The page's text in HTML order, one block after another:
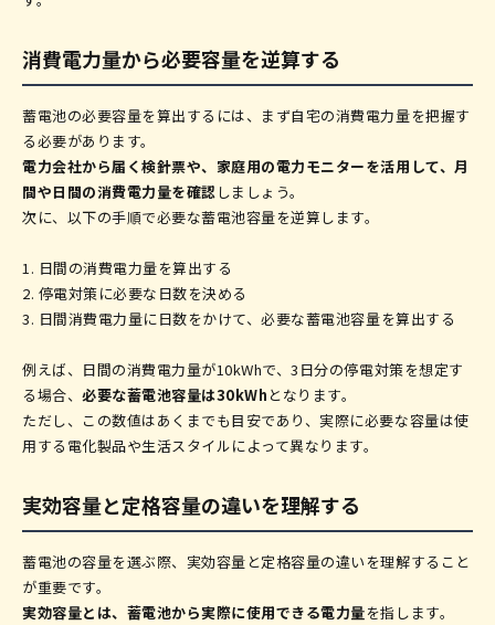
消費電力量から必要容量を逆算する
蓄電池の必要容量を算出するには、まず自宅の消費電力量を把握す
る必要があります。
電力会社から届く検針票や、家庭用の電力モニターを活用して、月
間や日間の消費電力量を確認 しましょう。
次に、以下の手順で必要な蓄電池容量を逆算します。
1. 日間の消費電力量を算出する
2. 停電対策に必要な日数を決める
3. 日間消費電力量に日数をかけて、必要な蓄電池容量を算出する
例えば、日間の消費電力量が10kWhで、3日分の停電対策を想定す
る場合、必要な蓄電池容量は30kWh となります。
ただし、この数値はあくまでも目安であり、実際に必要な容量は使
用する電化製品や生活スタイルによって異なります。
実効容量と定格容量の違いを理解する
蓄電池の容量を選ぶ際、実効容量と定格容量の違いを理解すること
が重要です。
実効容量とは、蓄電池から実際に使用できる電力量を指します。